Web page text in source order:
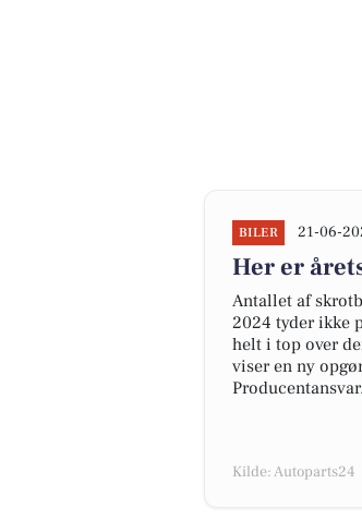
BILER 21-06-
Her er
Antallet af
2024 tyder ikke
helt i top over
viser en ny
Producentansvar.
Kilde: Autoparts24